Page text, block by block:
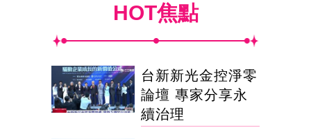
HOT焦點
台新新光金控淨零
論壇 專家分享永
續治理